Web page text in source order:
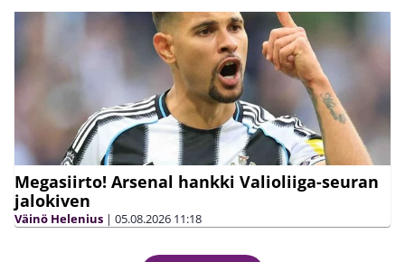
Megasiirto! Arsenal hankki Valioliiga-seuran
jalokiven
Väinö Helenius | 05.08.2026 11:18